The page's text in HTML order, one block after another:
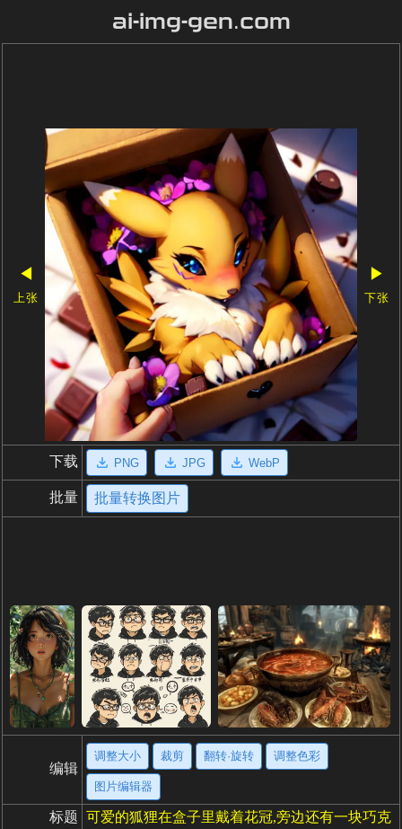
ai-img-gen.com
◀
上张
▶
下张
下载 PNG JPG WebP
批量 批量转换图片
编辑
调整大小 裁剪 翻转·旋转 调整色彩
图片编辑器
标题 可爱的狐狸在盒子里戴着花冠,旁边还有一块巧克